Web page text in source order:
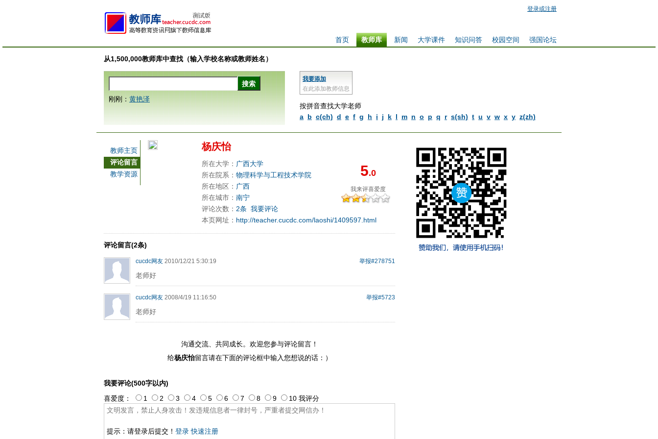
登录或注册
强国论坛
校园空间
知识问答
大学课件
新闻
教师库
首页
从1,500,000教师库中查找（输入学校名称或教师姓名）
我要添加
在此添加教师信息
按拼音查找大学老师
a b c(ch) d e f g h i j k l m n o p q r s(sh) t u v w x y z(zh)
刚刚： 黄艳泽
教师主页
评论留言
教学资源
杨庆怡
5.0
我来评喜爱度
所在大学： 广西大学
所在院系： 物理科学与工程技术学院
所在地区： 广西
所在城市： 南宁
评论次数： 2条 我要评论
本页网址： http://teacher.cucdc.com/laoshi/1409597.html
评论留言(2条)
举报#278751
cucdc网友 2010/12/21 5:30:19
老师好
举报#5723
cucdc网友 2008/4/19 11:16:50
老师好
沟通交流、共同成长。欢迎您参与评论留言！
给杨庆怡留言请在下面的评论框中输入您想说的话：）
我要评论(500字以内)
提示：请登录后提交！ 登录 快速注册
喜爱度： 1 2 3 4 5 6 7 8 9 10 我评分